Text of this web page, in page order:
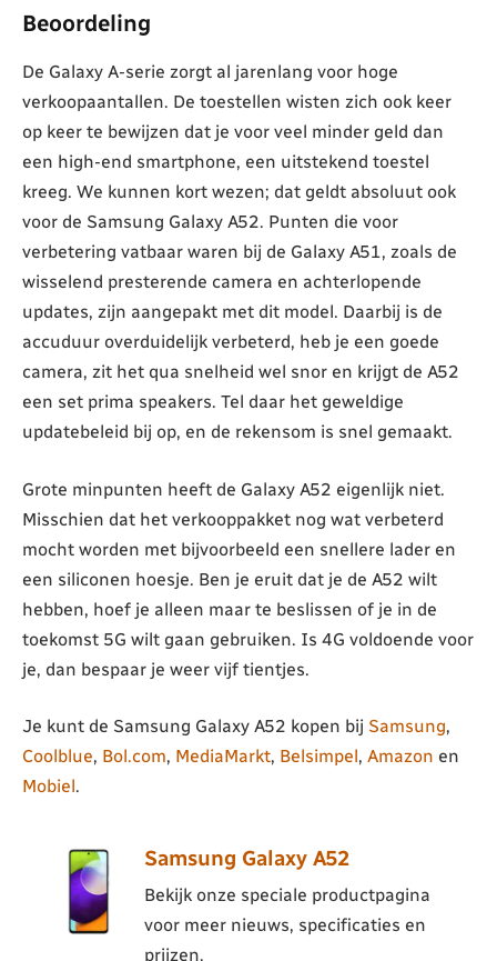
Beoordeling
De Galaxy A-serie zorgt al jarenlang voor hoge
verkoopaantallen. De toestellen wisten zich ook keer
op keer te bewijzen dat je voor veel minder geld dan
een high-end smartphone, een uitstekend toestel
kreeg. We kunnen kort wezen; dat geldt absoluut ook
voor de Samsung Galaxy A52. Punten die voor
verbetering vatbaar waren bij de Galaxy A51, zoals de
wisselend presterende camera en achterlopende
updates, zijn aangepakt met dit model. Daarbij is de
accuduur overduidelijk verbeterd, heb je een goede
camera, zit het qua snelheid wel snor en krijgt de A52
een set prima speakers. Tel daar het geweldige
updatebeleid bij op, en de rekensom is snel gemaakt.
Grote minpunten heeft de Galaxy A52 eigenlijk niet.
Misschien dat het verkooppakket nog wat verbeterd
mocht worden met bijvoorbeeld een snellere lader en
een siliconen hoesje. Ben je eruit dat je de A52 wilt
hebben, hoef je alleen maar te beslissen of je in de
toekomst 5G wilt gaan gebruiken. Is 4G voldoende voor
je, dan bespaar je weer vijf tientjes.
Je kunt de Samsung Galaxy A52 kopen bij Samsung,
Coolblue, Bol.com, MediaMarkt, Belsimpel, Amazon en
Mobiel.
Samsung Galaxy A52
Bekijk onze speciale productpagina
voor meer nieuws, specificaties en
prijzen.